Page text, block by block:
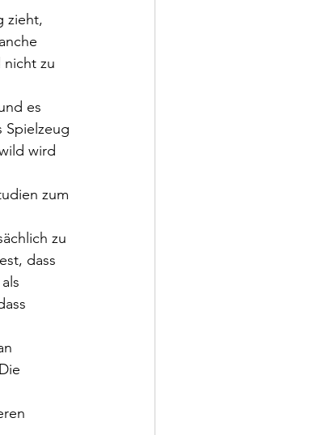
zieht,
nicht zu
es
Spielzeug
wird
zum
zu
dass